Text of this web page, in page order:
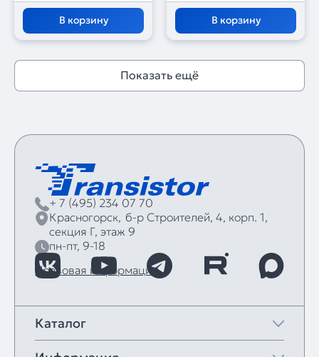
В корзину В корзину
Показать ещё
+ 7 (495) 234 07 70
Красногорск, б‑р Строителей, 4, корп. 1,
секция Г, этаж 9
пн-пт, 9-18
Правовая информация
Каталог